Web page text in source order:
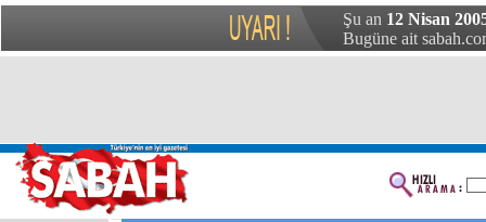
Şu an 12 Nisan
Bugüne ait